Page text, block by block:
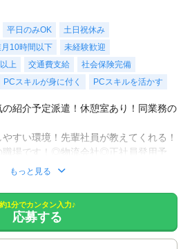
平日のみOK
土日祝休み
10時間以下
未経験歓迎
上 交通費支給
社会保険完備
PCスキルが身に付く PCスキルを活かす
紹介予定派遣！休憩室あり！同業務の
すい環境！先輩社員が教えてくれる！
職場です！◎物流会社◎正社員登用予
経験の方も歓迎します！
票のデータ入力、伝票整理、来客対
します。
して直雇用予定です。
もっと見る
約1分でカンタン入力♪
応募する